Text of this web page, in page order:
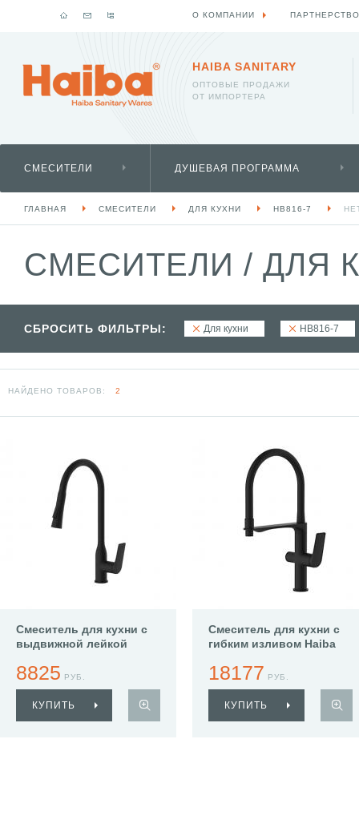
HAIBA SANITARY
ОПТОВЫЕ ПРОДАЖИ
ОТ ИМПОРТЕРА
СМЕСИТЕЛИ ДУШЕВАЯ ПРОГРАММА
ГЛАВНАЯ СМЕСИТЕЛИ ДЛЯ КУХНИ HB816-7
СМЕСИТЕЛИ / ДЛЯ
СБРОСИТЬ ФИЛЬТРЫ: Для кухни HB816-7
НАЙДЕНО ТОВАРОВ: 2
Смеситель для кухни с
выдвижной лейкой
8825 РУБ.
КУПИТЬ
Смеситель для кухни с
гибким изливом Haiba
18177 РУБ.
КУПИТЬ
О КОМПАНИИ ПАРТНЕРСТВО